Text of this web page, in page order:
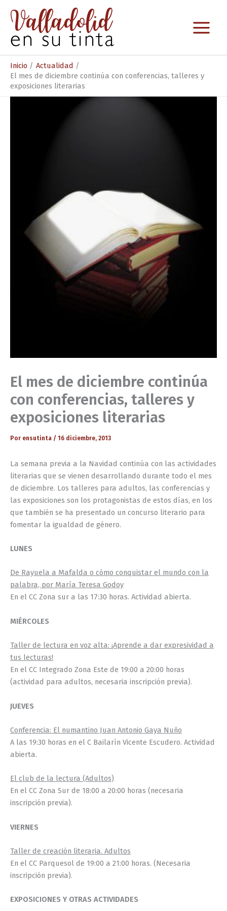
contenido
Inicio
Actualidad
El mes de diciembre continúa con conferencias, talleres y
exposiciones literarias
El mes de diciembre continúa
con conferencias, talleres y
exposiciones literarias
Por ensutinta / 16 diciembre, 2013
La semana previa a la Navidad continúa con las actividades
literarias que se vienen desarrollando durante todo el mes
de diciembre. Los talleres para adultos, las conferencias y
las exposiciones son los protagonistas de estos días, en los
que también se ha presentado un concurso literario para
fomentar la igualdad de género.
LUNES
De Rayuela a Mafalda o cómo conquistar el mundo con la
palabra, por María Teresa Godoy
En el CC Zona sur a las 17:30 horas. Actividad abierta.
MIÉRCOLES
Taller de lectura en voz alta: ¡Aprende a dar expresividad a
tus lecturas!
En el CC Integrado Zona Este de 19:00 a 20:00 horas
(actividad para adultos, necesaria inscripción previa).
JUEVES
Conferencia: El numantino Juan Antonio Gaya Nuño
A las 19:30 horas en el C Bailarín Vicente Escudero. Actividad
abierta.
El club de la lectura (Adultos)
En el CC Zona Sur de 18:00 a 20:00 horas (necesaria
inscripción previa).
VIERNES
Taller de creación literaria. Adultos
En el CC Parquesol de 19:00 a 21:00 horas. (Necesaria
inscripción previa).
EXPOSICIONES Y OTRAS ACTIVIDADES